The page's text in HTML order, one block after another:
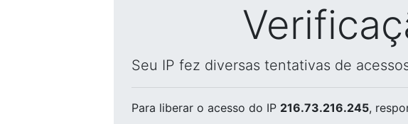
Seu IP fez diversas tentativas de
Para liberar o acesso do IP 216.73.216.245,